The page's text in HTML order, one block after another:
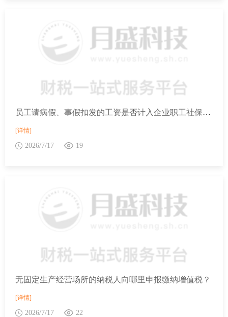
员工请病假、事假扣发的工资是否计入企业职工社保费缴费工资？
[详情]
2026/7/17 19
无固定生产经营场所的纳税人向哪里申报缴纳增值税？
[详情]
2026/7/17 22